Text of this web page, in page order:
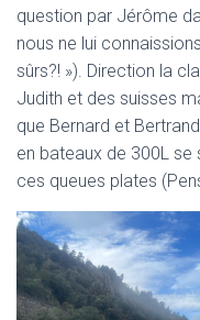
question par Jérôme
nous ne lui
sûrs?! »). Direction la
Judith et des suisses
que Bernard et
en bateaux de 300L se
ces queues plates